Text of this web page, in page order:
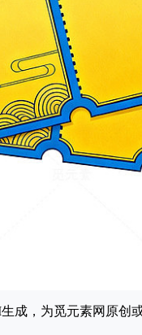
成，为觅元素网原